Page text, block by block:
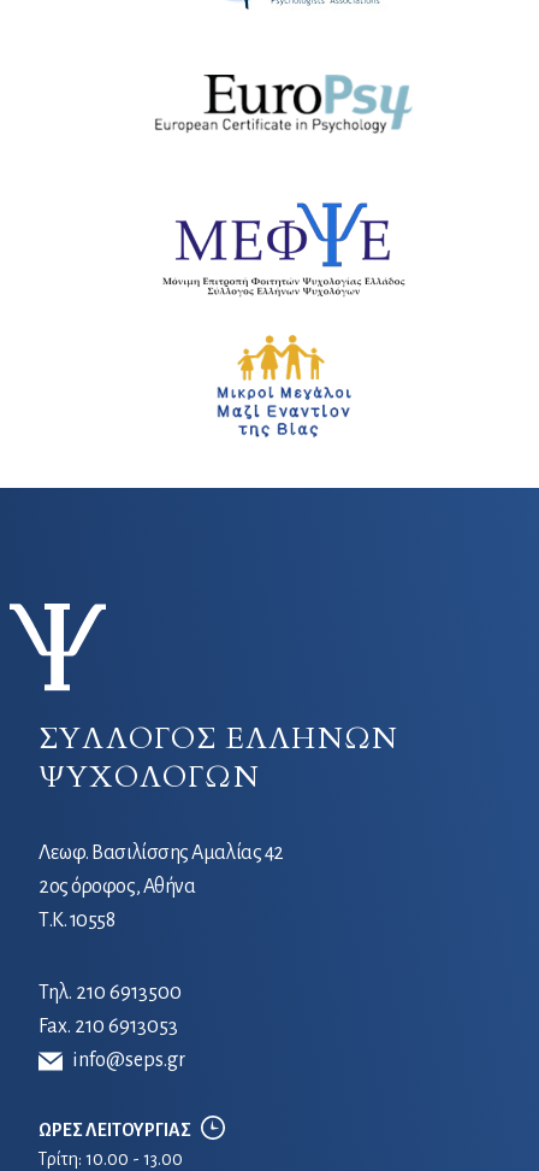
ΣΥΛΛΟΓΟΣ ΕΛΛΗΝΩΝ
ΨΥΧΟΛΟΓΩΝ
Λεωφ. Βασιλίσσης Αμαλίας 42
2ος όροφος, Αθήνα
Τ.Κ. 10558
Τηλ. 210 6913500
Fax. 210 6913053
info@seps.gr
ΩΡΕΣ ΛΕΙΤΟΥΡΓΙΑΣ
Τρίτη: 10.00 - 13.00